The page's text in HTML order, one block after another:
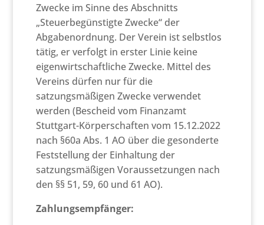
Zwecke im Sinne des Abschnitts
„Steuerbegünstigte Zwecke“ der
Abgabenordnung. Der Verein ist selbstlos
tätig, er verfolgt in erster Linie keine
eigenwirtschaftliche Zwecke. Mittel des
Vereins dürfen nur für die
satzungsmäßigen Zwecke verwendet
werden (Bescheid vom Finanzamt
Stuttgart-Körperschaften vom 15.12.2022
nach §60a Abs. 1 AO über die gesonderte
Feststellung der Einhaltung der
satzungsmäßigen Voraussetzungen nach
den §§ 51, 59, 60 und 61 AO).
Zahlungsempfänger: